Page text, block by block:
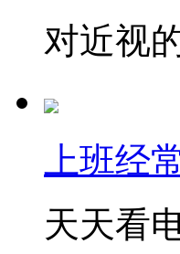
对近视
上班经
天天看